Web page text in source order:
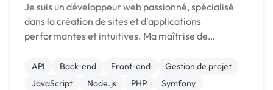
Je suis un développeur web passionné, spécialisé
dans la création de sites et d'applications
performantes et intuitives. Ma maîtrise de
solutions sur mesure, adaptées aux besoins
spécifiques de mes...
API Back-end Front-end
Gestion de projet
JavaScript
Node.js PHP
Symfony